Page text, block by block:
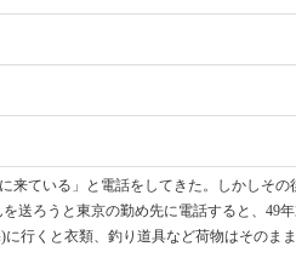
来ている」と電話をしてきた。しかしその
送ろうと東京の勤め先に電話すると、49
行くと衣類、釣り道具など荷物はそのま